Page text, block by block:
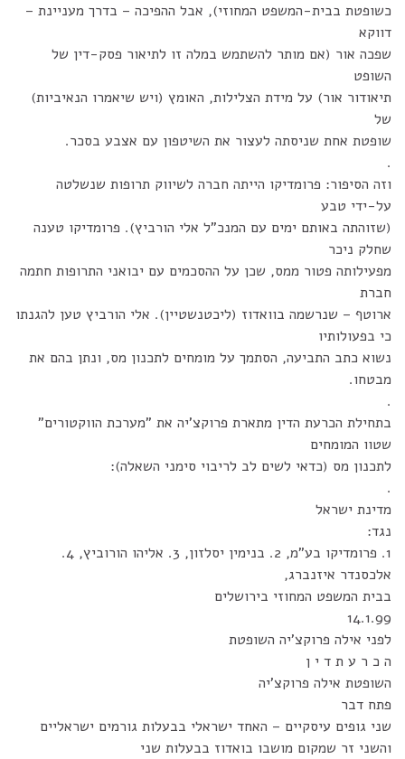
כשופטת בבית-המשפט המחוזי), אבל ההפיכה – בדרך מעניינת –
דווקא
שפכה אור (אם מותר להשתמש במלה זו לתיאור פסק-דין של
השופט
תיאודור אור) על מידת הצלילות, האומץ (ויש שיאמרו הנאיביות)
של
שופטת אחת שניסתה לעצור את השיטפון עם אצבע בסכר.
.
וזה הסיפור: פרומדיקו הייתה חברה לשיווק תרופות שנשלטה
על-ידי טבע
(שזוהתה באותם ימים עם המנכ"ל אלי הורביץ). פרומדיקו טענה
שחלק ניכר
מפעילותה פטור ממס, שכן על ההסכמים עם יבואני התרופות חתמה
חברת
ארוטף – שנרשמה בוואדוז (ליכטנשטיין). אלי הורביץ טען להגנתו
כי בפעולותיו
נשוא כתב התביעה, הסתמך על מומחים לתכנון מס, ונתן בהם את
מבטחו.
.
בתחילת הכרעת הדין מתארת פרוקצ'יה את "מערכת הווקטורים"
שטוו המומחים
לתכנון מס (כדאי לשים לב לריבוי סימני השאלה):
.
מדינת ישראל
נגד:
1. פרומדיקו בע"מ, 2. בנימין יסלזון, 3. אליהו הורוביץ, 4.
אלכסנדר איזנברג,
בבית המשפט המחוזי בירושלים
14.1.99
לפני אילה פרוקצ'יה השופטת
ה כ ר ע ת ד י ן
השופטת אילה פרוקצ'יה
פתח דבר
שני גופים עיסקיים – האחד ישראלי בבעלות גורמים ישראליים
והשני זר שמקום מושבו בואדוז בבעלות שני